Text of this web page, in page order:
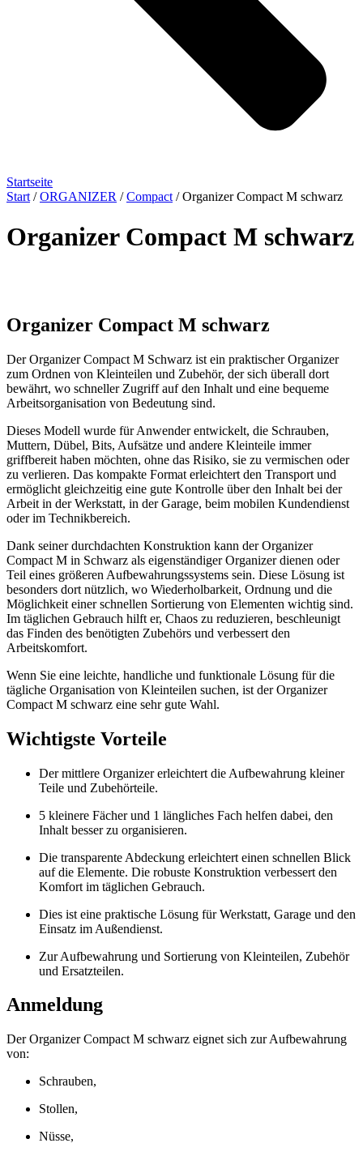
Startseite
Start /ORGANIZER /Compact / Organizer Compact M schwarz
Organizer Compact M schwarz
Organizer Compact M schwarz
Der Organizer Compact M Schwarz ist ein praktischer Organizer
zum Ordnen von Kleinteilen und Zubehör, der sich überall dort
bewährt, wo schneller Zugriff auf den Inhalt und eine bequeme
Arbeitsorganisation von Bedeutung sind.
Dieses Modell wurde für Anwender entwickelt, die Schrauben,
Muttern, Dübel, Bits, Aufsätze und andere Kleinteile immer
griffbereit haben möchten, ohne das Risiko, sie zu vermischen oder
zu verlieren. Das kompakte Format erleichtert den Transport und
ermöglicht gleichzeitig eine gute Kontrolle über den Inhalt bei der
Arbeit in der Werkstatt, in der Garage, beim mobilen Kundendienst
oder im Technikbereich.
Dank seiner durchdachten Konstruktion kann der Organizer
Compact M in Schwarz als eigenständiger Organizer dienen oder
Teil eines größeren Aufbewahrungssystems sein. Diese Lösung ist
besonders dort nützlich, wo Wiederholbarkeit, Ordnung und die
Möglichkeit einer schnellen Sortierung von Elementen wichtig sind.
Im täglichen Gebrauch hilft er, Chaos zu reduzieren, beschleunigt
das Finden des benötigten Zubehörs und verbessert den
Arbeitskomfort.
Wenn Sie eine leichte, handliche und funktionale Lösung für die
tägliche Organisation von Kleinteilen suchen, ist der Organizer
Compact M schwarz eine sehr gute Wahl.
Wichtigste Vorteile
Der mittlere Organizer erleichtert die Aufbewahrung kleiner
Teile und Zubehörteile.
5 kleinere Fächer und 1 längliches Fach helfen dabei, den
Inhalt besser zu organisieren.
Die transparente Abdeckung erleichtert einen schnellen Blick
auf die Elemente. Die robuste Konstruktion verbessert den
Komfort im täglichen Gebrauch.
Dies ist eine praktische Lösung für Werkstatt, Garage und den
Einsatz im Außendienst.
Zur Aufbewahrung und Sortierung von Kleinteilen, Zubehör
und Ersatzteilen.
Anmeldung
Der Organizer Compact M schwarz eignet sich zur Aufbewahrung
von:
Schrauben,
Stollen,
Nüsse,